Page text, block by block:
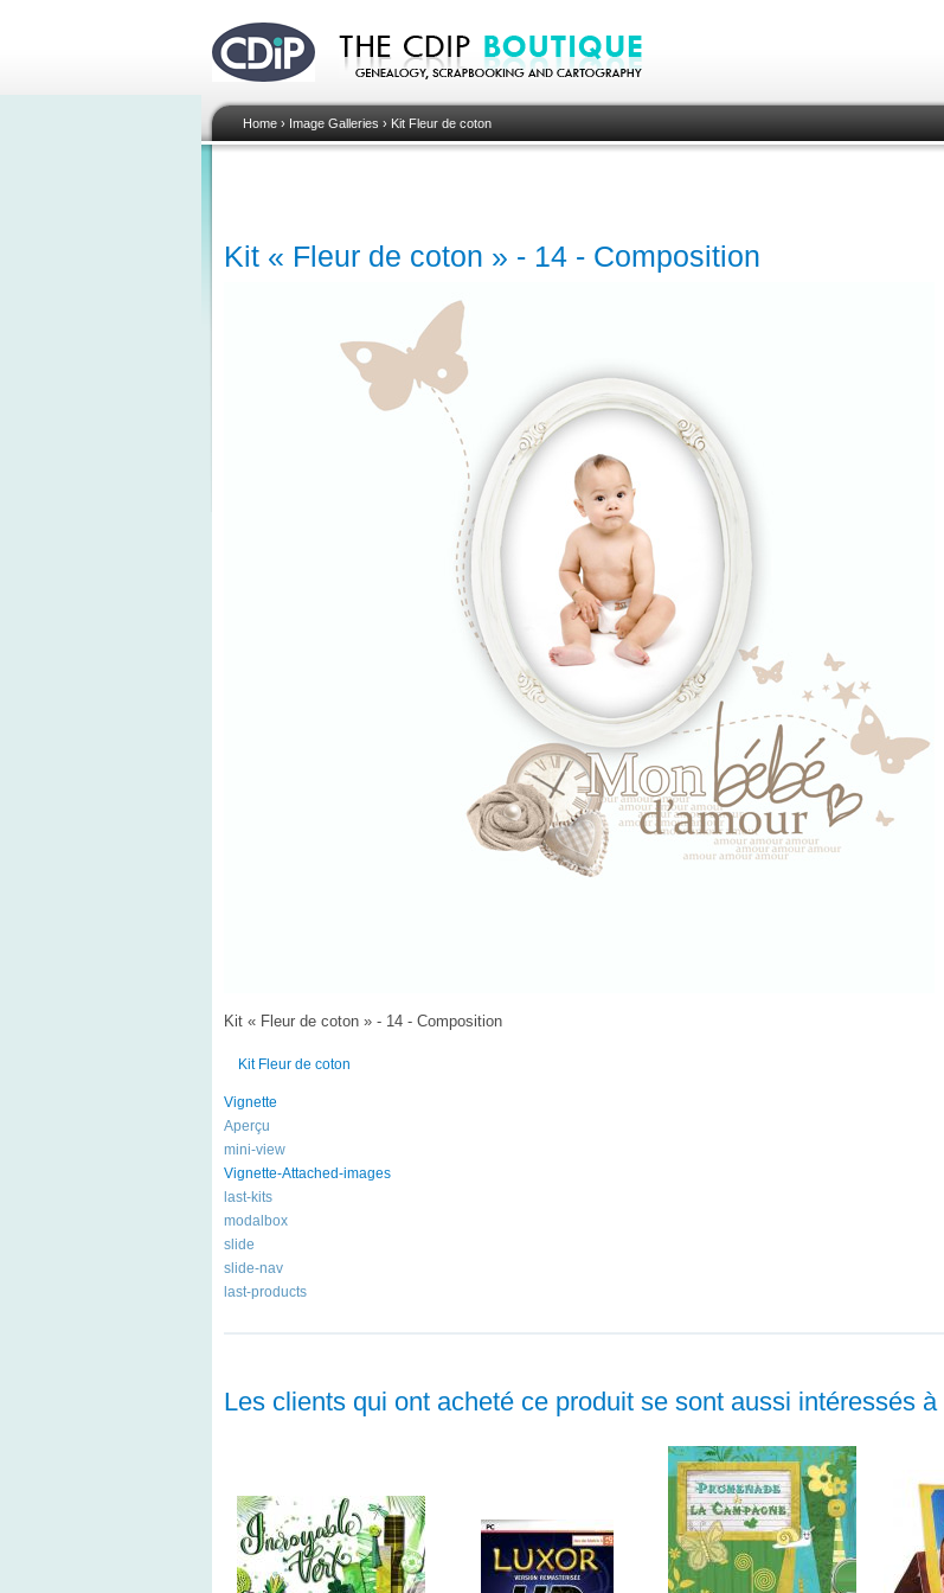
Home› Image Galleries › Kit Fleur de coton
Kit « Fleur de coton » - 14 - Composition
Kit « Fleur de coton » - 14 - Composition
Kit Fleur de coton
Vignette
Aperçu
mini-view
Vignette-Attached-images
last-kits
modalbox
slide
slide-nav
last-products
Les clients qui ont acheté ce produit se sont aussi intéressés à